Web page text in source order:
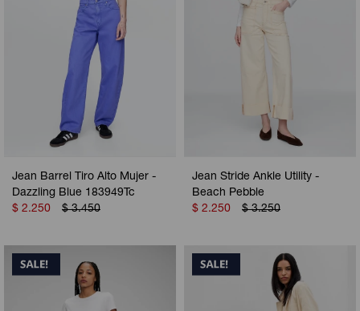
Jean Barrel Tiro Alto Mujer -
Dazzling Blue 183949Tc
$ 2.250 $ 3.450
Jean Stride Ankle Utility -
Beach Pebble
$ 2.250 $ 3.250